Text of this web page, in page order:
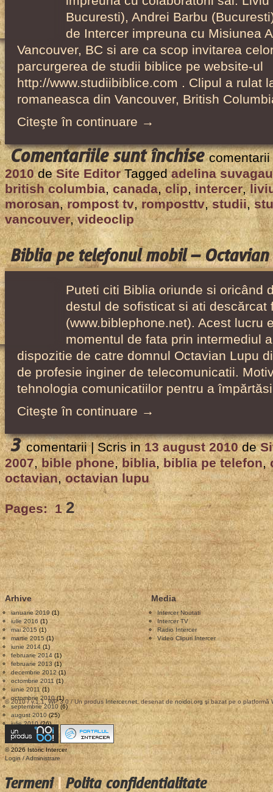
Bucuresti), Andrei Barbu
de Intercer impreuna cu Misiunea
Vancouver, BC si are ca scop invitarea
parcurgerea de studii biblice pe website-ul
http://www.studiibiblice.com . Clipul a rulat
romaneasca din Vancouver, British
Citeşte în continuare →
Comentariile sunt închisepentru
Clip
video
studii
biblice
–
transmis
la
RomPost
Tv
Vancouver,
2007-
2008
2010 de Site EditorTaggedadelina suvagau
british columbia,canada,clip,intercer,
morosan,rompost tv,romposttv,studii,
vancouver,videoclip
Biblia pe telefonul mobil –
Puteti citi Biblia oriunde si oricând
destul de sofisticat si ati descărcat
(www.biblephone.net). Acest lucru
momentul de fata prin intermediul
dispozitie de catre domnul Octavian Lupu
de profesie inginer de telecomunicatii.
tehnologia comunicatiilor pentru a
Citeşte în continuare →
3 comentarii | Scris in 13 august 2010 de
2007,bible phone,biblia,biblia pe telefon,
octavian,octavian lupu
Pages: 1 2
Arhive
ianuarie 2019 (1)
iulie 2016 (1)
mai 2015(1)
martie 2015 (1)
iunie 2014 (1)
februarie 2014 (1)
februarie 2013 (1)
decembrie 2012 (1)
octombrie 2011(1)
iunie 2011(1)
octombrie 2010(1)
septembrie 2010 (6)
august 2010(25)
iulie 2010(26)
Media
Intercer Noutati
Intercer TV
Radio Intercer
Video Clipuri Intercer
© 2010 / v.1.1, WP 3.0 / Un produs Intercer.net, desenat denoidoi.orgşi bazat pe o platformă
© 2026 Istoric Intercer
Login / Administrare
Termeni|Polita confidentialitate